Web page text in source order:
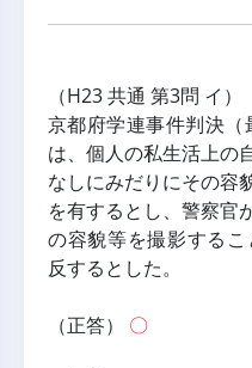
（H23 共通 第3問 イ）
京都府学連事件判決（
は、個人の私生活上の
なしにみだりにその容
を有するとし、警察官
の容貌等を撮影する
反するとした。
（正答） 〇